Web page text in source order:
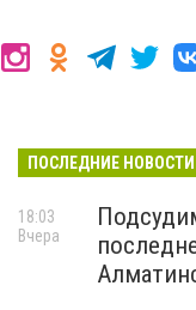
ПОСЛЕДНИЕ НОВОСТИ
18:03
Вчера